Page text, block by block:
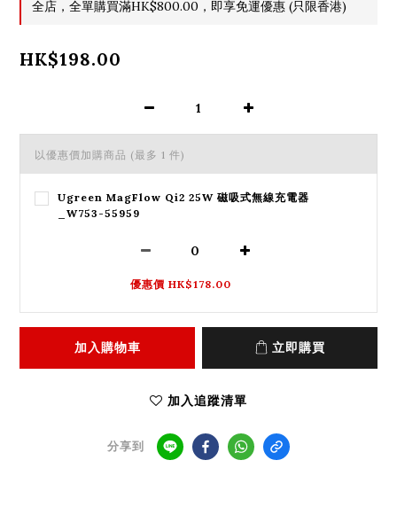
全店，全單購買滿HK$800.00，即享免運優惠 (只限香港)
HK$198.00
以優惠價加購商品 (最多 1 件)
Ugreen MagFlow Qi2 25W 磁吸式無線充電器
_W753-55959
優惠價 HK$178.00
加入購物車 立即購買
加入追蹤清單
分享到